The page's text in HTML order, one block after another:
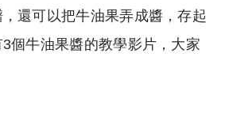
還可以把牛油果弄成醬，存起
個牛油果醬的教學影片，大家